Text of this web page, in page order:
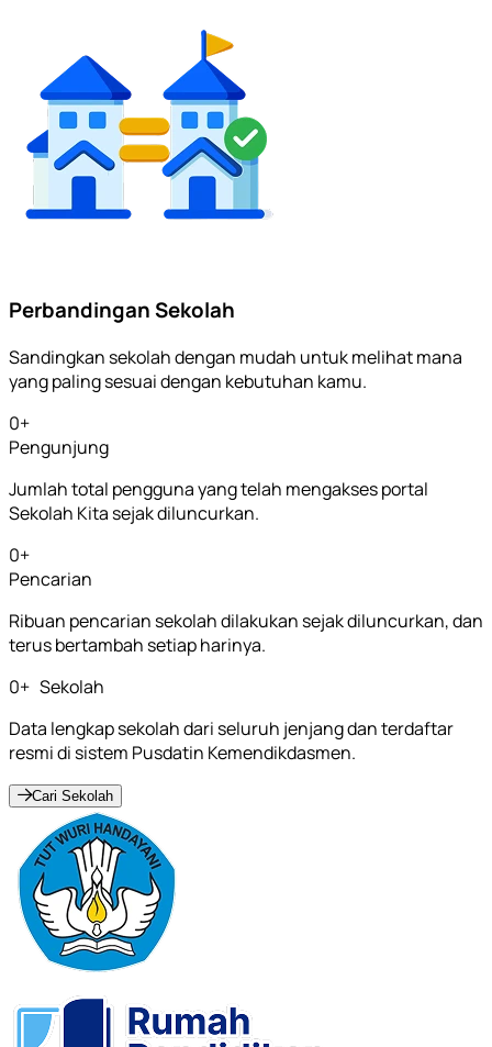
Perbandingan Sekolah
Sandingkan sekolah dengan mudah untuk melihat mana
yang paling sesuai dengan kebutuhan kamu.
0+
Pengunjung
Jumlah total pengguna yang telah mengakses portal
Sekolah Kita sejak diluncurkan.
0+
Pencarian
Ribuan pencarian sekolah dilakukan sejak diluncurkan, dan
terus bertambah setiap harinya.
0+ Sekolah
Data lengkap sekolah dari seluruh jenjang dan terdaftar
resmi di sistem Pusdatin Kemendikdasmen.
Cari Sekolah